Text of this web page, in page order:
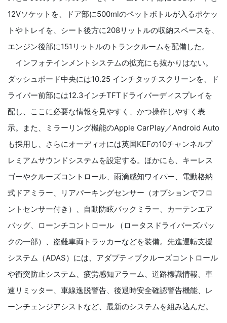
12Vソケットを、ドア部に500mlのペットボトルが入るポケッ
トやトレイを、シート後方に208リットルの収納スペースを、
エンジン後部に151リットルのトランクルームを配備した。
インフォテインメントシステムの拡充にも抜かりはない。
ダッシュボード中央には10.25 インチタッチスクリーンを、ド
ライバー前部には12.3インチTFTドライバーディスプレイを
配し、ここに必要な情報を見やすく、かつ操作しやすく表
示。また、ミラーリング機能のApple CarPlay／Android Auto
も採用し、さらにオーディオには英国KEFの10チャンネルプ
レミアムサウンドシステムを設定する。ほかにも、キーレス
ゴーやクルーズコントロール、雨滴感知ワイパー、電動格納
式ドアミラー、リアパーキングセンサー（オプションでフロ
ントセンサー付き）、自動防眩バックミラー、カーテンエア
バッグ、ローンチコントロール （ロータスドライバーズパッ
クの一部）、盗難車両トラッカーなどを装備。先進運転支援
システム（ADAS）には、アダプティブクルーズコントロール
や衝突防止システム、疲労感知アラーム、道路標識情報、車
速リミッター、車線逸脱警告、後退時安全確認警告機能、レ
ーンチェンジアシストなど、最新のシステムを組み込んだ。